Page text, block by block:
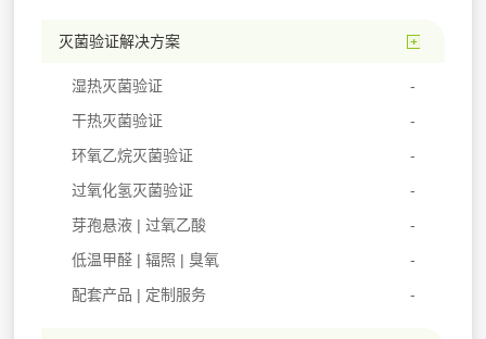
灭菌验证解决方案
湿热灭菌验证
干热灭菌验证
环氧乙烷灭菌验证
过氧化氢灭菌验证
芽孢悬液 | 过氧乙酸
低温甲醛 | 辐照 | 臭氧
配套产品 | 定制服务